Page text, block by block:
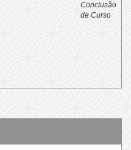
Conclusão
de Curso